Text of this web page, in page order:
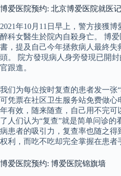
博爱医院预约: 北京博爱医院就医记
2021年10月11日早上，警方接獲
醉科女醫生於院內自殺身亡。 博
書，提及自己今年拯救病人最終失
頭。 院方發現病人身旁發現已開
官跟進。
我们为每位按时复查的患者发一张
可凭票在社区卫生服务站免费做心
年有效，随来随查，自己用不完
了人们认为“复查”就是简单问诊的
病患者的吸引力，复查率也随之得
权利，而吃不吃却完全掌握在患者
博爱医院预约: 博爱医院锦旗墙